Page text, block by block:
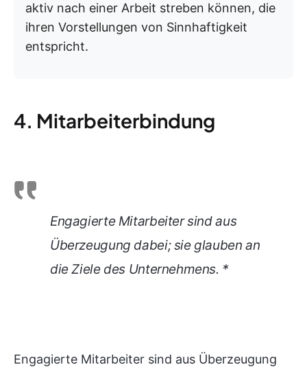
aktiv nach einer Arbeit streben können, die
ihren Vorstellungen von Sinnhaftigkeit
entspricht.
4. Mitarbeiterbindung
Engagierte Mitarbeiter sind aus
Überzeugung dabei; sie glauben an
die Ziele des Unternehmens. *
Engagierte Mitarbeiter sind aus Überzeugung